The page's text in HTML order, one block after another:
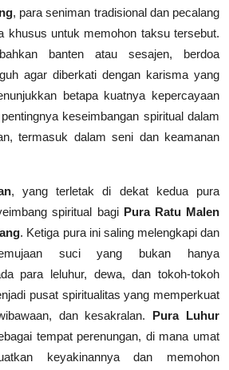
, para seniman tradisional dan pecalang
khusus untuk memohon taksu tersebut.
banten atau sesajen, berdoa
agar diberkati dengan karisma yang
betapa kuatnya kepercayaan
keseimbangan spiritual dalam
termasuk dalam seni dan keamanan
, yang terletak di dekat kedua pura
spiritual bagi Pura Ratu Malen
. Ketiga pura ini saling melengkapi dan
suci yang bukan hanya
para leluhur, dewa, dan tokoh-tokoh
pusat spiritualitas yang memperkuat
dan kesakralan. Pura Luhur
tempat perenungan, di mana umat
keyakinannya dan memohon